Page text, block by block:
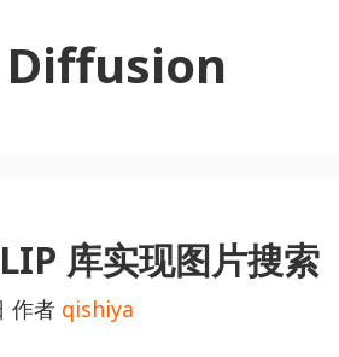
库实现图片搜索
作者 qishiya